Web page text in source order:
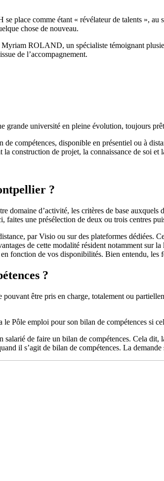
se place comme étant « révélateur de talents »,
chose de nouveau.
ROLAND, un spécialiste témoignant
de l’accompagnement.
université en pleine évolution, toujours
compétences, disponible en présentiel ou à
construction de projet, la connaissance de soi et
?
domaine d’activité, les critères de base
faites une présélection de deux ou trois centres
par Visio ou sur des plateformes dédiées.
de cette modalité résident notamment
de vos disponibilités. Bien entendu, les
?
être pris en charge, totalement ou
Pôle emploi pour son bilan de compétences si
salarié de faire un bilan de compétences. Cela
il s’agit de bilan de compétences. La